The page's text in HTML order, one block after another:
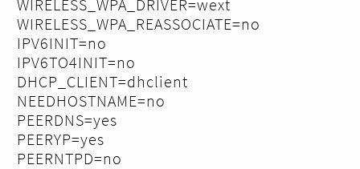
WIRELESS_WPA_DRIVER=wext
WIRELESS_WPA_REASSOCIATE=no
IPV6INIT=no
IPV6TO4INIT=no
DHCP_CLIENT=dhclient
NEEDHOSTNAME=no
PEERDNS=yes
PEERYP=yes
PEERNTPD=no